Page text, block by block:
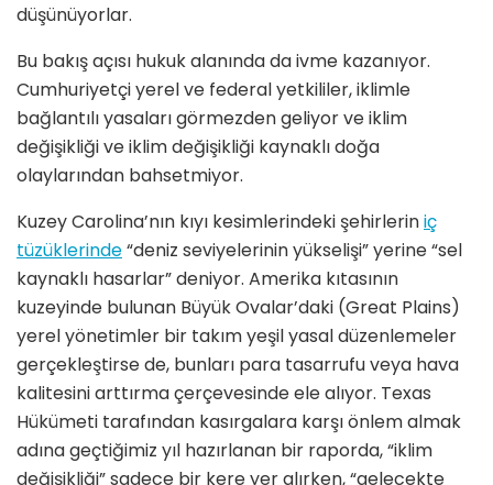
düşünüyorlar.
Bu bakış açısı hukuk alanında da ivme kazanıyor.
Cumhuriyetçi yerel ve federal yetkililer, iklimle
bağlantılı yasaları görmezden geliyor ve iklim
değişikliği ve iklim değişikliği kaynaklı doğa
olaylarından bahsetmiyor.
Kuzey Carolina’nın kıyı kesimlerindeki şehirleriniç
tüzüklerinde“deniz seviyelerinin yükselişi” yerine “sel
kaynaklı hasarlar” deniyor. Amerika kıtasının
kuzeyinde bulunan Büyük Ovalar’daki (Great Plains)
yerel yönetimler bir takım yeşil yasal düzenlemeler
gerçekleştirse de, bunları para tasarrufu veya hava
kalitesini arttırma çerçevesinde ele alıyor. Texas
Hükümeti tarafından kasırgalara karşı önlem almak
adına geçtiğimiz yıl hazırlanan bir raporda, “iklim
değişikliği” sadece bir kere yer alırken, “gelecekte